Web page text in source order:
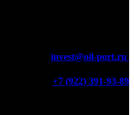
invest@oil-port.ru
+7 (922) 391-93-89